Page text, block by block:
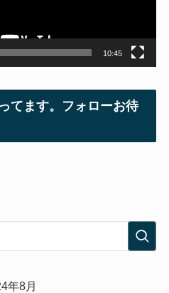
10:45
てます。フォローお待
年8月